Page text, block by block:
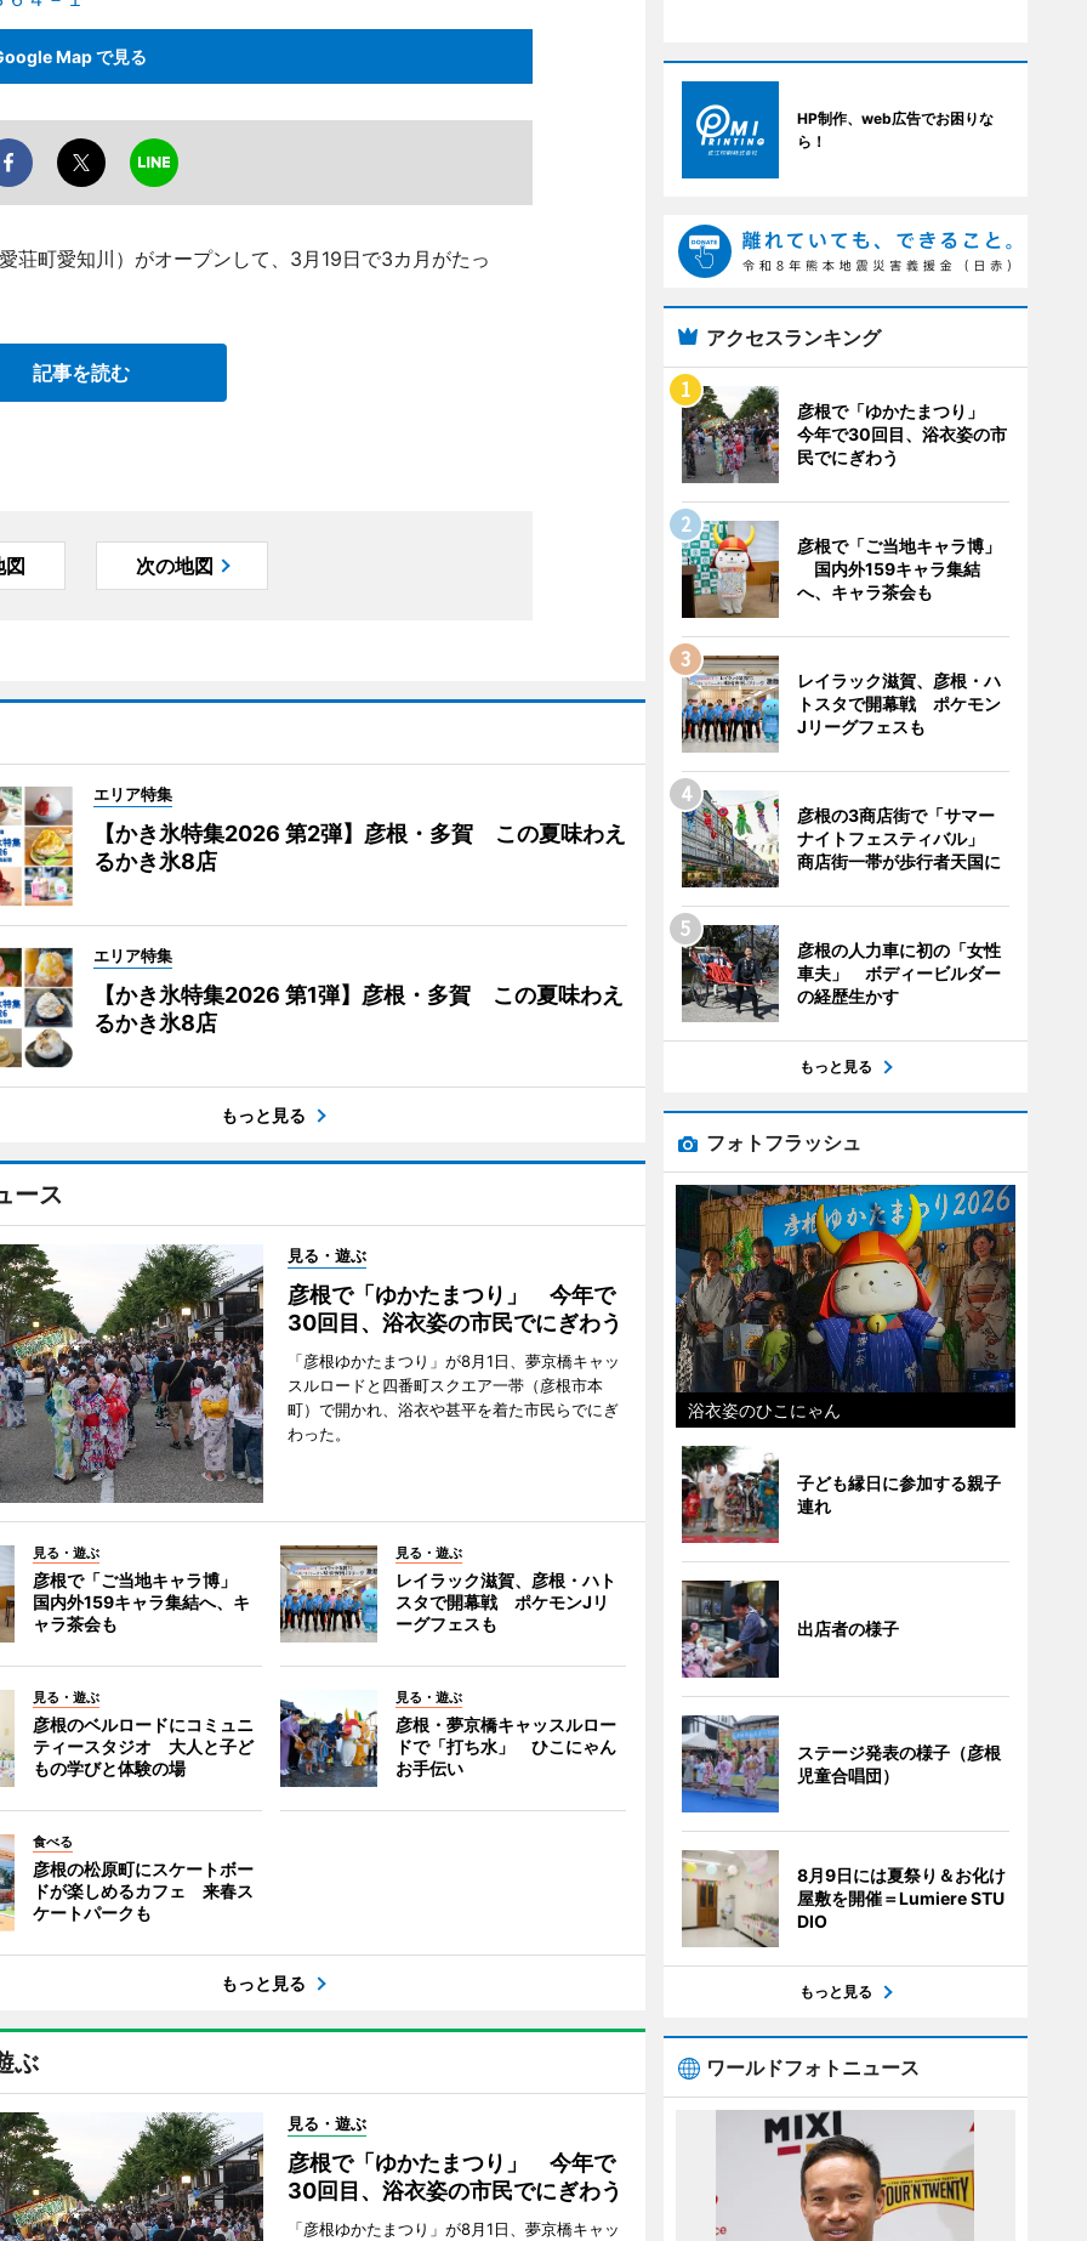
Map で見る
荘町愛知川）がオープンして、3月19日で3カ月がたっ
記事を読む
図 次の地図
エリア特集
【かき氷特集2026 第2弾】彦根・多賀 この夏味わえ
るかき氷8店
エリア特集
【かき氷特集2026 第1弾】彦根・多賀 この夏味わえ
るかき氷8店
もっと見る
ース
見る・遊ぶ
彦根で「ゆかたまつり」 今年で
30回目、浴衣姿の市民でにぎわう
「彦根ゆかたまつり」が8月1日、夢京橋キャッ
スルロードと四番町スクエア一帯（彦根市本
町）で開かれ、浴衣や甚平を着た市民らでにぎ
わった。
見る・遊ぶ
彦根で「ご当地キャラ博」
国内外159キャラ集結へ、キ
ャラ茶会も
見る・遊ぶ
レイラック滋賀、彦根・ハト
スタで開幕戦 ポケモンJリ
ーグフェスも
見る・遊ぶ
彦根のベルロードにコミュニ
ティースタジオ 大人と子ど
もの学びと体験の場
見る・遊ぶ
彦根・夢京橋キャッスルロー
ドで「打ち水」 ひこにゃん
お手伝い
食べる
彦根の松原町にスケートボー
ドが楽しめるカフェ 来春ス
ケートパークも
もっと見る
ぶ
見る・遊ぶ
彦根で「ゆかたまつり」 今年で
30回目、浴衣姿の市民でにぎわう
「彦根ゆかたまつり」が8月1日、夢京橋キャッ
HP制作、web広告でお困りな
ら！
アクセスランキング
彦根で「ゆかたまつり」
今年で30回目、浴衣姿の市
民でにぎわう
彦根で「ご当地キャラ博」
国内外159キャラ集結
へ、キャラ茶会も
レイラック滋賀、彦根・ハ
トスタで開幕戦 ポケモン
Jリーグフェスも
彦根の3商店街で「サマー
ナイトフェスティバル」
商店街一帯が歩行者天国に
彦根の人力車に初の「女性
車夫」 ボディービルダー
の経歴生かす
もっと見る
フォトフラッシュ
浴衣姿のひこにゃん
子ども縁日に参加する親子
連れ
出店者の様子
ステージ発表の様子（彦根
児童合唱団）
8月9日には夏祭り＆お化け
屋敷を開催＝Lumiere STU
DIO
もっと見る
ワールドフォトニュース